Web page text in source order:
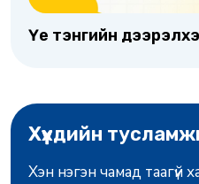
Үе тэнгийн
Хүүхдийн
Хэн нэгэн чамад таагүй